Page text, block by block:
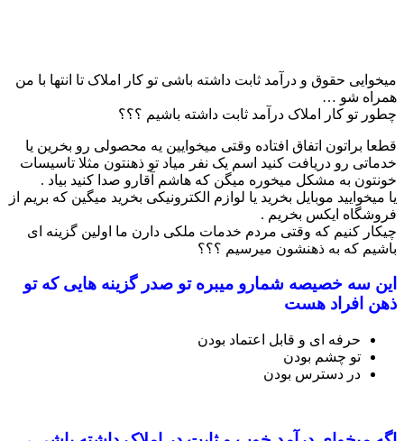
میخوایی حقوق و درآمد ثابت داشته باشی تو کار املاک تا انتها با من
همراه شو …
چطور تو کار املاک درآمد ثابت داشته باشیم ؟؟؟
قطعا براتون اتفاق افتاده وقتی میخوایین یه محصولی رو بخرین یا
خدماتی رو دریافت کنید اسم یک نفر میاد تو ذهنتون مثلا تاسیسات
خونتون به مشکل میخوره میگن که هاشم آقارو صدا کنید بیاد .
یا میخوایید موبایل بخرید یا لوازم الکترونیکی بخرید میگین که بریم از
فروشگاه ایکس بخریم .
چیکار کنیم که وقتی مردم خدمات ملکی دارن ما اولین گزینه ای
باشیم که به ذهنشون میرسیم ؟؟؟
این سه خصیصه شمارو میبره تو صدر گزینه هایی که تو
ذهن افراد هست
حرفه ای و قابل اعتماد بودن
تو چشم بودن
در دسترس بودن